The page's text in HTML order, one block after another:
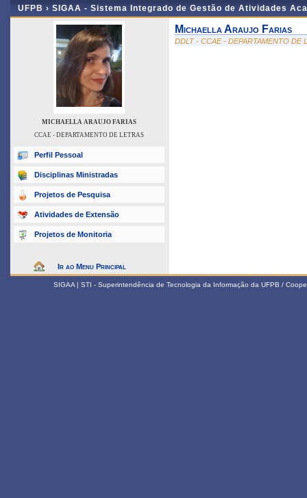
UFPB › SIGAA - Sistema Integrado de Gestão de Atividades
MICHAELLA ARAUJO FARIAS
CCAE - DEPARTAMENTO DE LETRAS
Perfil Pessoal
Disciplinas Ministradas
Projetos de Pesquisa
Atividades de Extensão
Projetos de Monitoria
Ir ao Menu Principal
Michaella Araujo Farias
DDLT - CCAE - DEPARTAMENTO DE
SIGAA | STI - Superintendência de Tecnologia da Informação da UFPB /